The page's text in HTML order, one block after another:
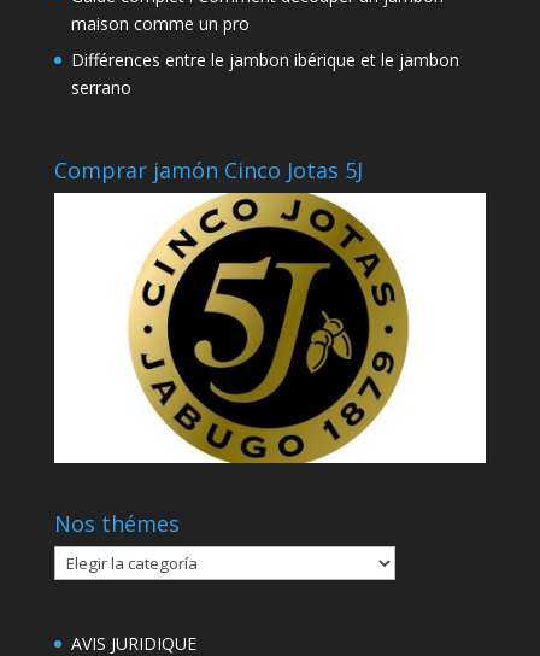
maison comme un pro
Différences entre le jambon ibérique et le jambon
serrano
Comprar jamón Cinco Jotas 5J
Nos thémes
Nos
thémes
AVIS JURIDIQUE